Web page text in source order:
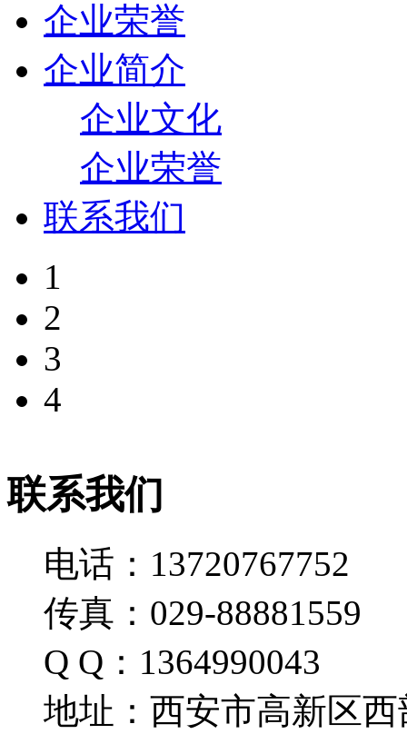
企业荣誉
企业简介
企业文化
企业荣誉
联系我们
1
2
3
4
联系我们
电话：13720767752
传真：029-88881559
Q Q：1364990043
地址：西安市高新区西